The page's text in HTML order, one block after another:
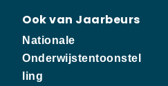
Ook van Jaarbeurs
Nationale
Onderwijstentoonstel
ling